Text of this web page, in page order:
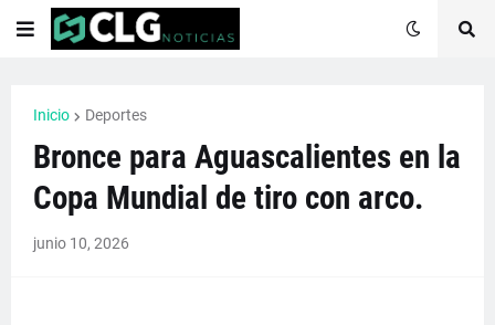
Inicio Deportes
Bronce para Aguascalientes en la
Copa Mundial de tiro con arco.
junio 10, 2026